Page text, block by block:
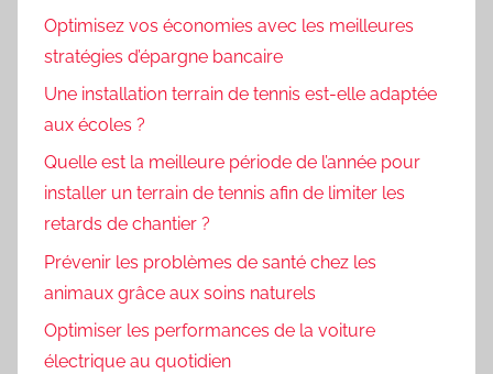
Optimisez vos économies avec les meilleures
stratégies d’épargne bancaire
Une installation terrain de tennis est-elle adaptée
aux écoles ?
Quelle est la meilleure période de l’année pour
installer un terrain de tennis afin de limiter les
retards de chantier ?
Prévenir les problèmes de santé chez les
animaux grâce aux soins naturels
Optimiser les performances de la voiture
électrique au quotidien